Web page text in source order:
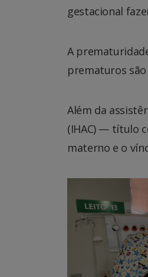
gestacional
A
prematuros são
Além da
(IHAC) — título
materno e o